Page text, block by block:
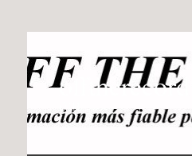
offtherecord
OTR